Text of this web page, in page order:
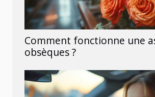
Comment fonctionne une
obsèques ?